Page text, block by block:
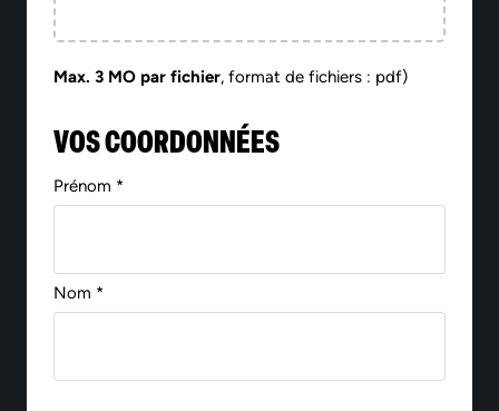
Max. 3 MO par fichier, format de fichiers : pdf)
VOS COORDONNÉES
Prénom *
Nom *